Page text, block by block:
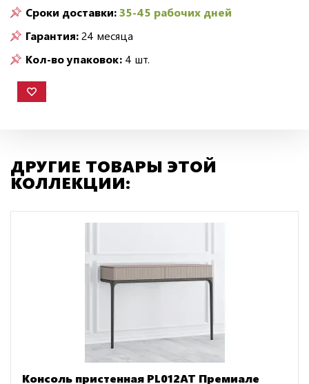
Сроки доставки:35-45 рабочих дней
Гарантия:24 месяца
Кол-во упаковок: 4 шт.
ДРУГИЕ ТОВАРЫ ЭТОЙ
КОЛЛЕКЦИИ:
Консоль пристенная PL012AT Премиале